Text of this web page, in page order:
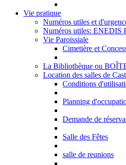
Vie pratique
Numéros utiles et
Numéros utiles: ENEDIS
Vie Paroissiale
Cimetière et
La Bibliothèque ou
Location des salles de
Conditions
Planning
Demande de
Salle des Fêtes
salle de reunions